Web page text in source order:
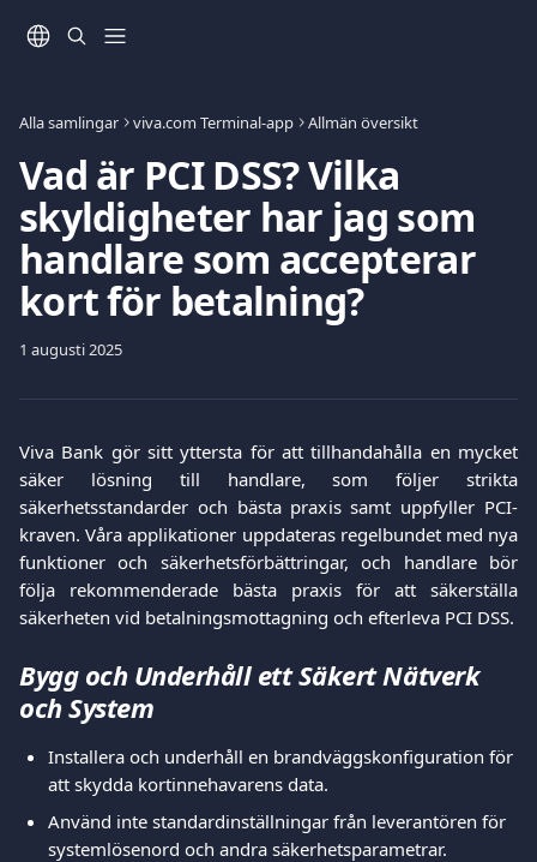
Alla samlingar viva.com Terminal-app Allmän översikt
Vad är PCI DSS? Vilka
skyldigheter har jag som
handlare som accepterar
kort för betalning?
1 augusti 2025
Viva Bank gör sitt yttersta för att tillhandahålla en mycket
säker lösning till handlare, som följer strikta
säkerhetsstandarder och bästa praxis samt uppfyller PCI-
kraven. Våra applikationer uppdateras regelbundet med nya
funktioner och säkerhetsförbättringar, och handlare bör
följa rekommenderade bästa praxis för att säkerställa
säkerheten vid betalningsmottagning och efterleva PCI DSS.
Bygg och Underhåll ett Säkert Nätverk
och System
Installera och underhåll en brandväggskonfiguration för
att skydda kortinnehavarens data.
Använd inte standardinställningar från leverantören för
systemlösenord och andra säkerhetsparametrar.